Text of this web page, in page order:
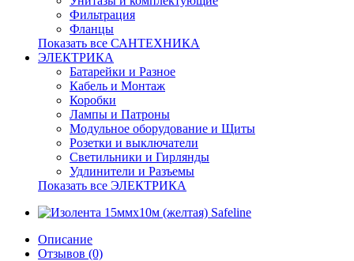
Фильтрация
Фланцы
Показать все САНТЕХНИКА
ЭЛЕКТРИКА
Батарейки и Разное
Кабель и Монтаж
Коробки
Лампы и Патроны
Модульное оборудование и Щиты
Розетки и выключатели
Светильники и Гирлянды
Удлинители и Разъемы
Показать все ЭЛЕКТРИКА
Описание
Отзывов (0)